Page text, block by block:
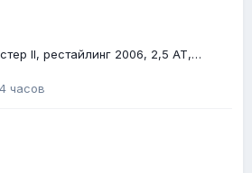
II, рестайлинг 2006, 2,5 АТ,
часов